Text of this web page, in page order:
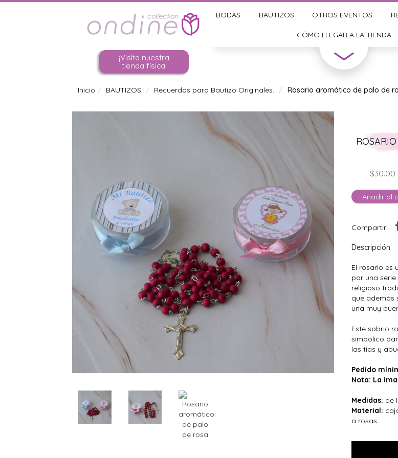
BODAS BAUTIZOS OTROS EVENTOS
CÓMO LLEGAR A LA TIENDA
¡Visita nuestra
tienda física!
Inicio BAUTIZOS Recuerdos para Bautizo Originales. Rosario aromático de palo de
$30.00
Añadir al
Compartir:
Descripción
El rosario es
por una
religioso
que además
una muy
Este sobrio
simbólico
las tías y
Pedido
Nota: La
Medidas: de
Material:
a rosas.